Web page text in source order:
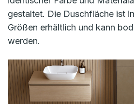
gestaltet. Die Duschfläche ist
Größen erhältlich und kann
werden.